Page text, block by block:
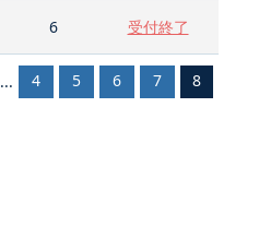
6 受付終了
... 4 5 6 7 8